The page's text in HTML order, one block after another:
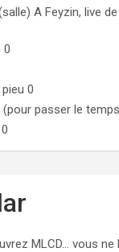
A Feyzin, live
0
0
(pour passer le
0
MLCD… vous